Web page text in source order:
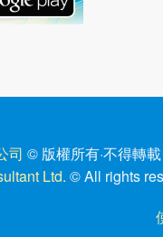
司 © 版權所有·不得轉載
Ltd. © All rights